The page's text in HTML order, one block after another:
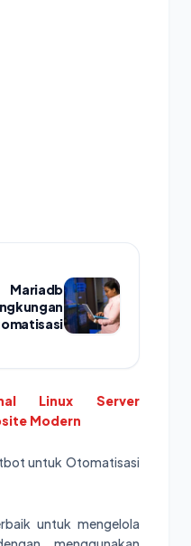
Linux Server
Modern
untuk Otomatisasi
untuk mengelola